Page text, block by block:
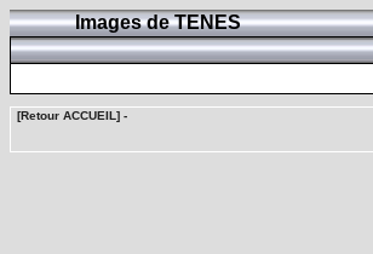
Images de TENES
[Retour ACCUEIL] -